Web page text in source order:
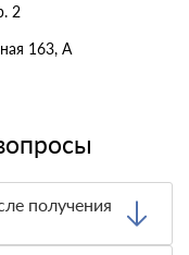
2
163, А
получения